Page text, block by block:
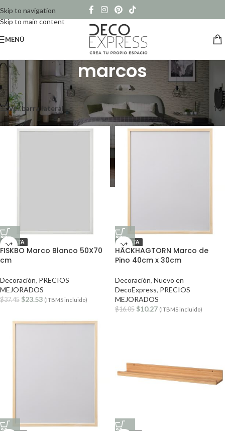
Skip to navigation
Skip to main content
MENÚ
marcos
Inicio/ Productos etiquetados “marcos” Mostrando los 9 resultados
Ver barra lateral
OFERTA
FISKBO Marco Blanco 50X70
cm
Decoración, PRECIOS
MEJORADOS
$37.45 $23.53 (ITBMS incluido)
OFERTA
HÄCKHAGTORN Marco de
Pino 40cm x 30cm
Decoración, Nuevo en
DecoExpress, PRECIOS
MEJORADOS
$16.05 $10.27 (ITBMS incluido)